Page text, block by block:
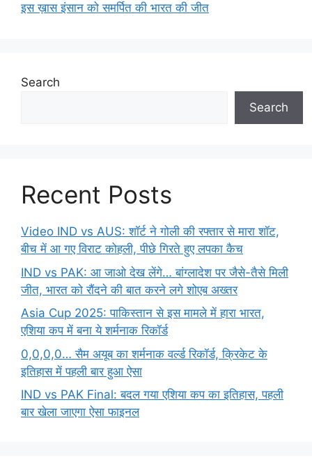
इस ख़ास इंसान को समर्पित की भारत की जीत
Search
Search
Recent Posts
Video IND vs AUS: शॉर्ट ने गोली की रफ्तार से मारा शॉट,
बीच में आ गए विराट कोहली, पीछे गिरते हुए लपका कैच
IND vs PAK: आ जाओ देख लेंगे… बांग्लादेश पर जैसे-तैसे मिली
जीत, भारत को रौंदने की बात करने लगे शोएब अख्तर
Asia Cup 2025: पाकिस्तान से इस मामले में हारा भारत,
एशिया कप में बना ये शर्मनाक रिकॉर्ड
0,0,0,0… सैम अयूब का शर्मनाक वर्ल्ड रिकॉर्ड, क्रिकेट के
इतिहास में पहली बार हुआ ऐसा
IND vs PAK Final: बदल गया एशिया कप का इतिहास, पहली
बार खेला जाएगा ऐसा फाइनल